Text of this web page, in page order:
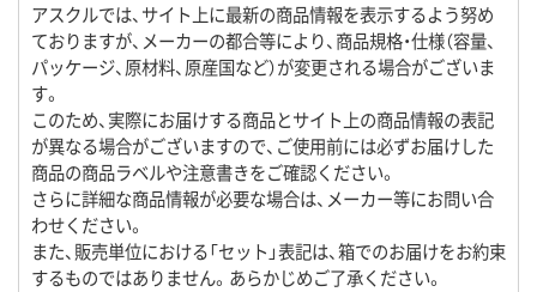
アスクルでは、サイト上に最新の商品情報を表示するよう努め
ておりますが、メーカーの都合等により、商品規格・仕様（容量、
パッケージ、原材料、原産国など）が変更される場合がございま
す。
このため、実際にお届けする商品とサイト上の商品情報の表記
が異なる場合がございますので、ご使用前には必ずお届けした
商品の商品ラベルや注意書きをご確認ください。
さらに詳細な商品情報が必要な場合は、メーカー等にお問い合
わせください。
また、販売単位における「セット」表記は、箱でのお届けをお約束
するものではありません。あらかじめご了承ください。